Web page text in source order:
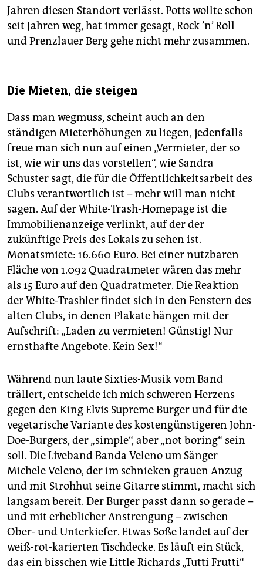
Jahren diesen Standort verlässt. Potts wollte schon
seit Jahren weg, hat immer gesagt, Rock ’n’ Roll
und Prenzlauer Berg gehe nicht mehr zusammen.
Die Mieten, die steigen
Dass man wegmuss, scheint auch an den
ständigen Mieterhöhungen zu liegen, jedenfalls
freue man sich nun auf einen „Vermieter, der so
ist, wie wir uns das vorstellen“, wie Sandra
Schuster sagt, die für die Öffentlichkeitsarbeit des
Clubs verantwortlich ist – mehr will man nicht
sagen. Auf der White-Trash-Homepage ist die
Immobilienanzeige verlinkt, auf der der
zukünftige Preis des Lokals zu sehen ist.
Monatsmiete: 16.660 Euro. Bei einer nutzbaren
Fläche von 1.092 Quadratmeter wären das mehr
als 15 Euro auf den Quadratmeter. Die Reaktion
der White-Trashler findet sich in den Fenstern des
alten Clubs, in denen Plakate hängen mit der
Aufschrift: „Laden zu vermieten! Günstig! Nur
ernsthafte Angebote. Kein Sex!“
Während nun laute Sixties-Musik vom Band
trällert, entscheide ich mich schweren Herzens
gegen den King Elvis Supreme Burger und für die
vegetarische Variante des kostengünstigeren John-
Doe-Burgers, der „simple“, aber „not boring“ sein
soll. Die Liveband Banda Veleno um Sänger
Michele Veleno, der im schnieken grauen Anzug
und mit Strohhut seine Gitarre stimmt, macht sich
langsam bereit. Der Burger passt dann so gerade –
und mit erheblicher Anstrengung – zwischen
Ober- und Unterkiefer. Etwas Soße landet auf der
weiß-rot-karierten Tischdecke. Es läuft ein Stück,
das ein bisschen wie Little Richards „Tutti Frutti“